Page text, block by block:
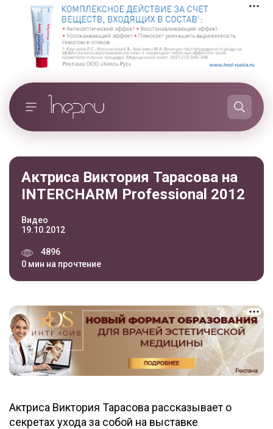
Актриса Виктория Тарасова на
INTERCHARM Professional 2012
Видео
19.10.2012
4896
0 мин на прочтение
Актриса Виктория Тарасова рассказывает о
секретах ухода за собой на выставке